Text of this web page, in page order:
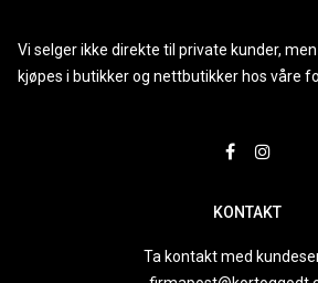
Vi selger ikke direkte til private kunder,
kjøpes i butikker og nettbutikker hos våre
KONTAKT
Ta kontakt med